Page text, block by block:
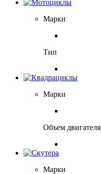
Марки
Тип
Марки
Объем двигателя
Марки